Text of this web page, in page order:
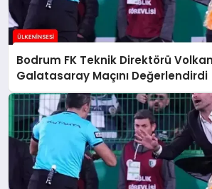
Bodrum FK Teknik Direktörü
Galatasaray Maçını Değerlendirdi